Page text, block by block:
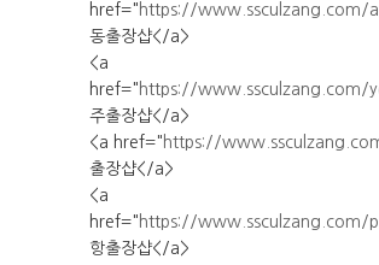
href=" https://www.ssculzang.com/
동출장샵</a>
<a
href=" https://www.ssculzang.com/
주출장샵</a>
<a href=" https://
출장샵</a>
<a
href=" https://www.ssculzang.com/
항출장샵</a>